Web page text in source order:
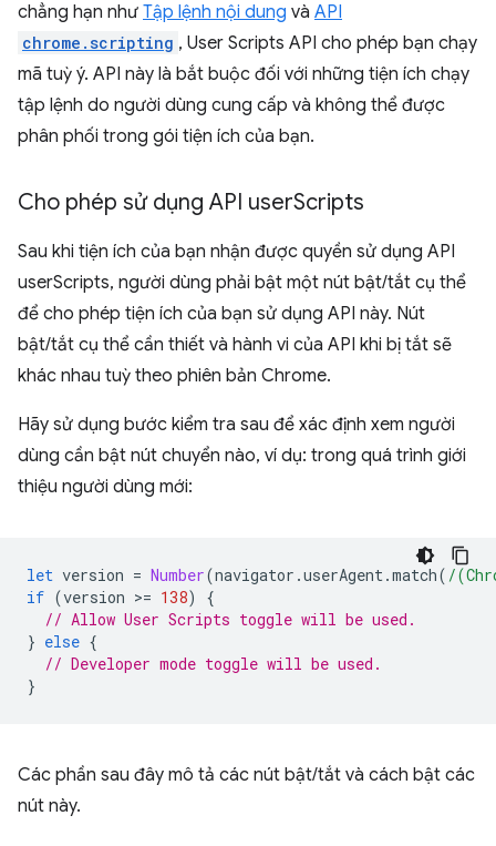
chẳng hạn như Tập lệnh nội dung và API
chrome.scripting , User Scripts API cho phép bạn chạy
mã tuỳ ý. API này là bắt buộc đối với những tiện ích chạy
tập lệnh do người dùng cung cấp và không thể được
phân phối trong gói tiện ích của bạn.
Cho phép sử dụng API userScripts
Sau khi tiện ích của bạn nhận được quyền sử dụng API
userScripts, người dùng phải bật một nút bật/tắt cụ thể
để cho phép tiện ích của bạn sử dụng API này. Nút
bật/tắt cụ thể cần thiết và hành vi của API khi bị tắt sẽ
khác nhau tuỳ theo phiên bản Chrome.
Hãy sử dụng bước kiểm tra sau để xác định xem người
dùng cần bật nút chuyển nào, ví dụ: trong quá trình giới
thiệu người dùng mới:
let version = Number(navigator .userAgent.match( /
if (version >= 138)
{
// Allow User Scripts toggle will be used.
} else {
// Developer mode toggle will be used.
}
Các phần sau đây mô tả các nút bật/tắt và cách bật các
nút này.